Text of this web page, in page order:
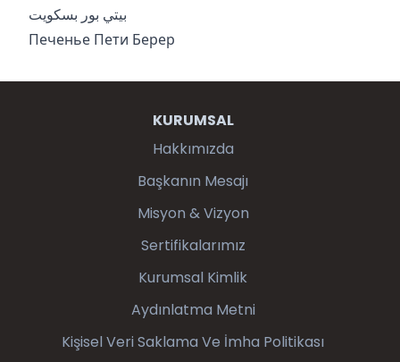
بيتي بور بسكويت
Печенье Пети Берер
KURUMSAL
Hakkımızda
Başkanın Mesajı
Misyon & Vizyon
Sertifikalarımız
Kurumsal Kimlik
Aydınlatma Metni
Kişisel Veri Saklama Ve İmha Politikası